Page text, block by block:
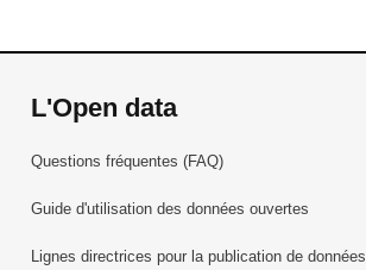
L'Open data
Questions fréquentes (FAQ)
Guide d'utilisation des données ouvertes
Lignes directrices pour la publication de données